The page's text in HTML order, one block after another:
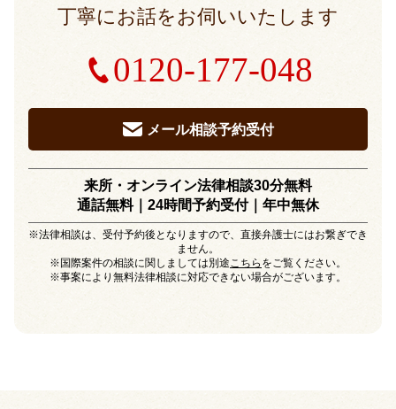
丁寧にお話をお伺いいたします
0120-177-048
メール相談予約受付
来所・オンライン法律相談30分無料
通話無料｜24時間予約受付｜年中無休
※法律相談は、受付予約後となりますので、直接弁護士にはお繋ぎでき
ません。
※国際案件の相談に関しましては別途こちら をご覧ください。
※事案により無料法律相談に対応できない場合がございます。